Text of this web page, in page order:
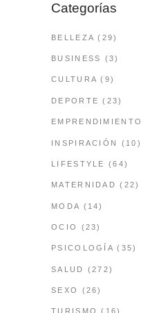
Categorías
BELLEZA (29)
BUSINESS (3)
CULTURA (9)
DEPORTE (23)
EMPRENDIMIENTO
INSPIRACIÓN (10)
LIFESTYLE (64)
MATERNIDAD (22)
MODA (14)
OCIO (23)
PSICOLOGÍA (35)
SALUD (272)
SEXO (26)
TURISMO (16)